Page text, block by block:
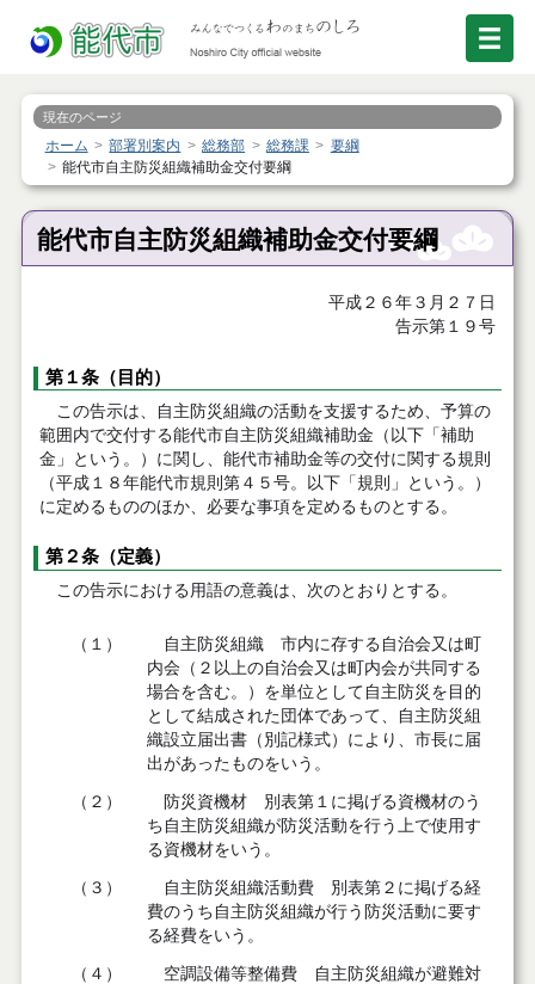
現在のページ
ホーム 部署別案内 総務部 総務課
要綱
能代市自主防災組織補助金交付要綱
能代市自主防災組織補助金交付要綱
平成２６年３月２７日
告示第１９号
第１条（目的）
この告示は、自主防災組織の活動を支援するため、予算の
範囲内で交付する能代市自主防災組織補助金（以下「補助
金」という。）に関し、能代市補助金等の交付に関する規則
（平成１８年能代市規則第４５号。以下「規則」という。）
に定めるもののほか、必要な事項を定めるものとする。
第２条（定義）
この告示における用語の意義は、次のとおりとする。
（１）
自主防災組織 市内に存する自治会又は町
内会（２以上の自治会又は町内会が共同する
場合を含む。）を単位として自主防災を目的
として結成された団体であって、自主防災組
織設立届出書（別記様式）により、市長に届
出があったものをいう。
（２）
防災資機材 別表第１に掲げる資機材のう
ち自主防災組織が防災活動を行う上で使用す
る資機材をいう。
（３）
自主防災組織活動費 別表第２に掲げる経
費のうち自主防災組織が行う防災活動に要す
る経費をいう。
（４）
空調設備等整備費 自主防災組織が避難対